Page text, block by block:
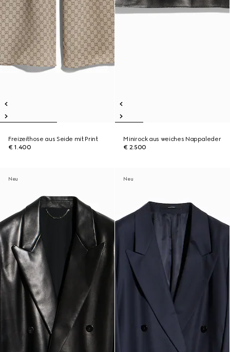
Freizeithose aus Seide mit Print
€ 1.400
Minirock aus weiches Nappaleder
€ 2.500
Neu Neu